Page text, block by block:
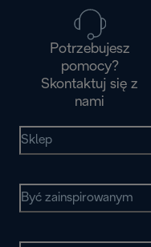
Potrzebujesz
pomocy?
Skontaktuj się z
nami
Sklep
Być zainspirowanym